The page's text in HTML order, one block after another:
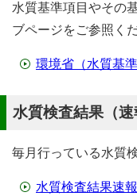
水質基準項目やその
ブページをご参照く
環境省（水質基
水質検査結果（速
毎月行っている水質
水質検査結果速